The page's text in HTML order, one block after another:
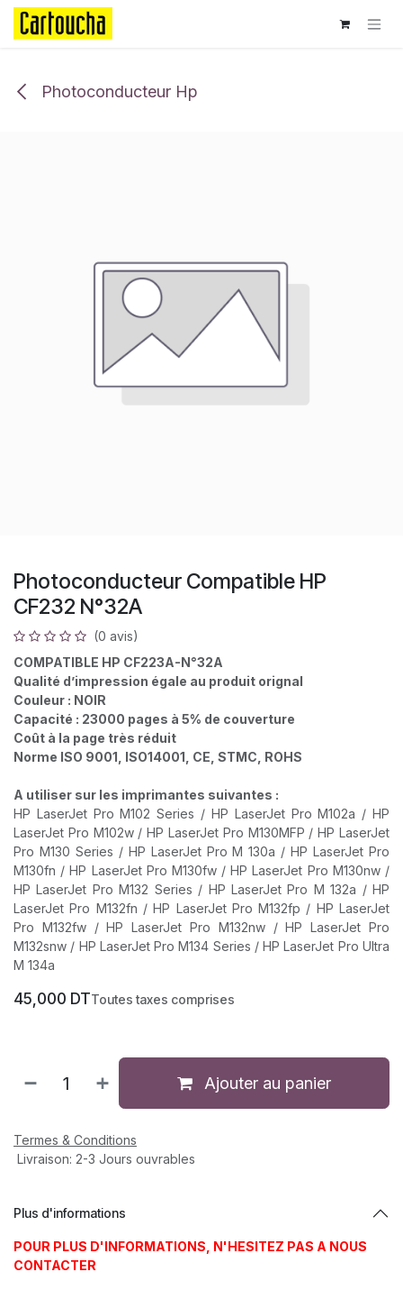
Se rendre au contenu
Photoconducteur Hp
Photoconducteur Compatible HP
CF232 N°32A
(0 avis)
COMPATIBLE HP CF223A-N°32A
Qualité d’impression égale au produit orignal
Couleur : NOIR
Capacité : 23000 pages à 5% de couverture
Coût à la page très réduit
Norme ISO 9001, ISO14001, CE, STMC, ROHS
A utiliser sur les imprimantes suivantes :
HP LaserJet Pro M102 Series / HP LaserJet Pro M102a / HP
LaserJet Pro M102w / HP LaserJet Pro M130MFP / HP LaserJet
Pro M130 Series / HP LaserJet Pro M 130a / HP LaserJet Pro
M130fn / HP LaserJet Pro M130fw / HP LaserJet Pro M130nw /
HP LaserJet Pro M132 Series / HP LaserJet Pro M 132a / HP
LaserJet Pro M132fn / HP LaserJet Pro M132fp / HP LaserJet
Pro M132fw / HP LaserJet Pro M132nw / HP LaserJet Pro
M132snw / HP LaserJet Pro M134 Series / HP LaserJet Pro Ultra
M 134a
45,000 DTToutes taxes comprises
Ajouter au panier
Termes & Conditions
Livraison: 2-3 Jours ouvrables
Plus d'informations
POUR PLUS D'INFORMATIONS, N'HESITEZ PAS A NOUS
CONTACTER